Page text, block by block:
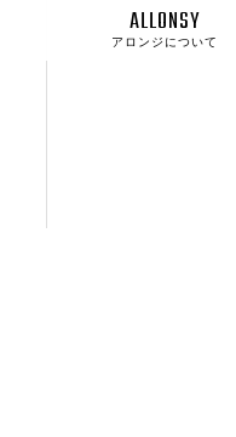
ALLONSY
アロンジについて